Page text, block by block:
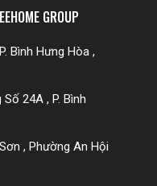
GROUP
Bình Hưng Hòa ,
24A , P. Bình
, Phường An Hội